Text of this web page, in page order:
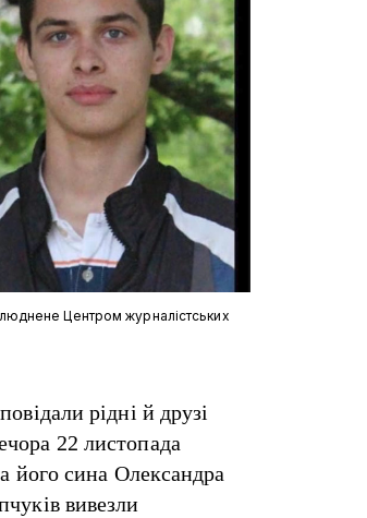
Центром журналістських
рідні й друзі
22 листопада
його сина Олександра
вивезли